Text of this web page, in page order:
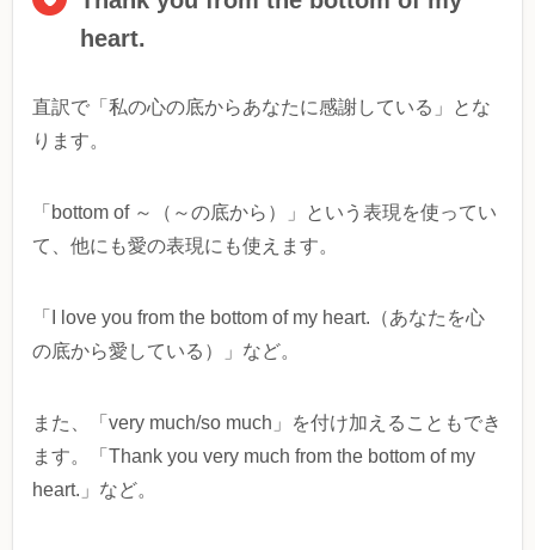
heart.
直訳で「私の心の底からあなたに感謝している」とな
ります。
「bottom of ～（～の底から）」という表現を使ってい
て、他にも愛の表現にも使えます。
「I love you from the bottom of my heart.（あなたを心
の底から愛している）」など。
また、「very much/so much」を付け加えることもでき
ます。「Thank you very much from the bottom of my
heart.」など。